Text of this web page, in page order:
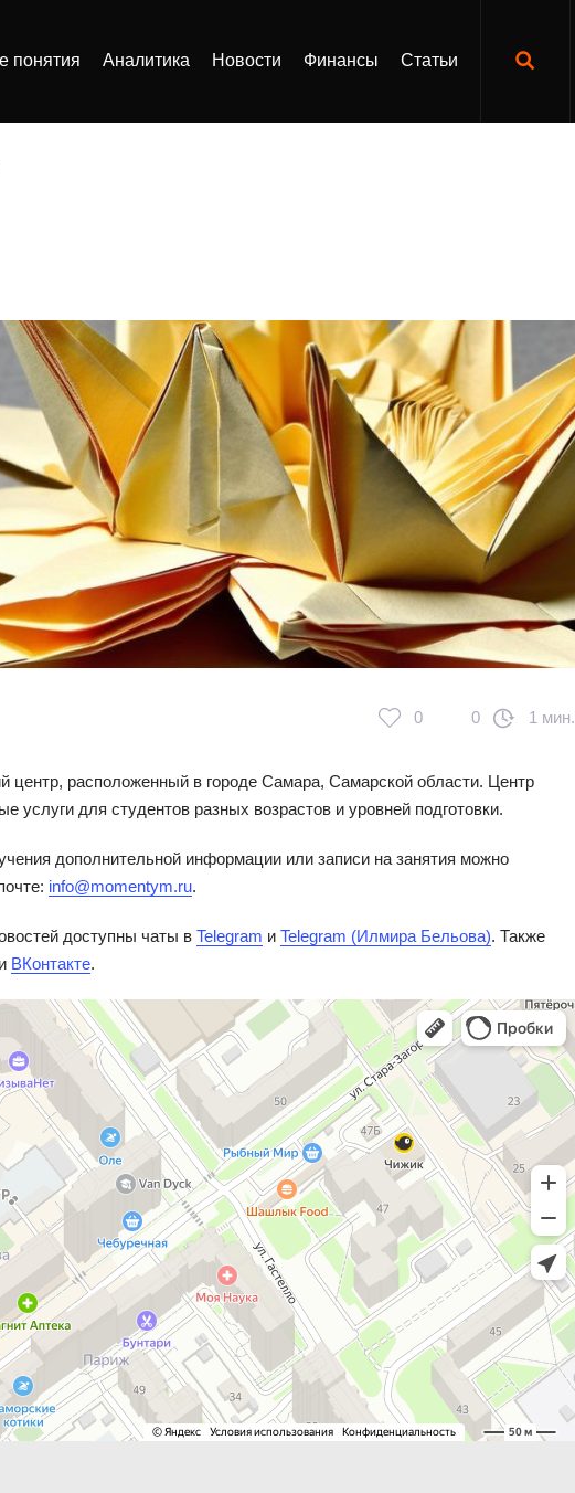
понятия Аналитика Новости Финансы Статьи
0 0 1 мин.
центр, расположенный в городе Самара, Самарской области. Центр
услуги для студентов разных возрастов и уровней подготовки.
дополнительной информации или записи на занятия можно
info@momentym.ru.
доступны чаты в Telegram и Telegram (Илмира Бельова). Также
ВКонтакте.